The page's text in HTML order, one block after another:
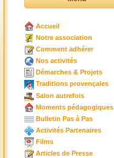
Accueil
Notre association
Comment adhérer
Nos activités
Démarches & Projets
Traditions provençales
Salon autrefois
Moments pédagogiques
Bulletin Pas à Pas
Activités Partenaires
Films
Articles de Presse